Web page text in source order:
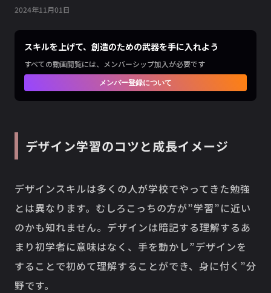
2024年11月01日
スキルを上げて、創造のための武器を手に入れよう
すべての動画閲覧には、メンバーシップ加入が必要です
メンバー登録について
デザイン学習のコツと成長イメージ
デザインスキルは多くの人が学校でやってきた勉強
とは異なります。むしろこっちの方が”学習”に近い
のかも知れません。デザインは暗記する理解するあ
まり初学者に意味はなく、手を動かし”デザインを
することで初めて理解することができ、身に付く”分
野です。